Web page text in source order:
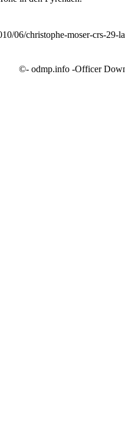
06/christophe-moser-crs-29-
©- odmp.info -Officer